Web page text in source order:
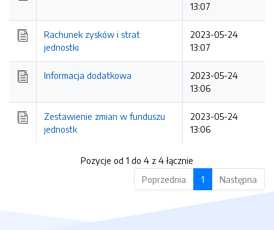
13:07
Rachunek zysków i strat
jednostki
2023-05-24
13:07
Informacja dodatkowa
2023-05-24
13:06
Zestawienie zmian w funduszu
jednostk
2023-05-24
13:06
Pozycje od 1 do 4 z 4 łącznie
Poprzednia
1 Następna